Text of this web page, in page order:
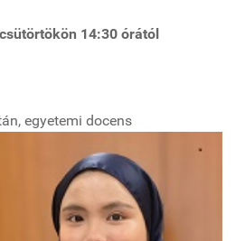
14:30 órától
egyetemi docens